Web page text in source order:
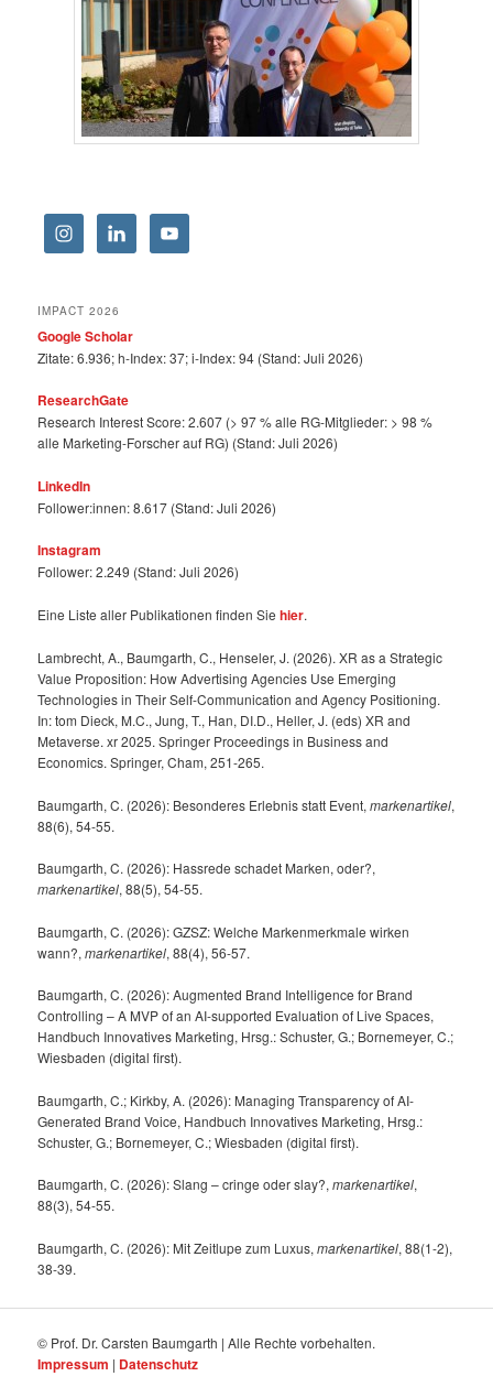
IMPACT 2026
Google Scholar
Zitate: 6.936; h-Index: 37; i-Index: 94 (Stand: Juli 2026)
ResearchGate
Research Interest Score: 2.607 (> 97 % alle RG-Mitglieder: > 98 %
alle Marketing-Forscher auf RG) (Stand: Juli 2026)
LinkedIn
Follower:innen: 8.617 (Stand: Juli 2026)
Instagram
Follower: 2.249 (Stand: Juli 2026)
Eine Liste aller Publikationen finden Siehier.
Lambrecht, A., Baumgarth, C., Henseler, J. (2026). XR as a Strategic
Value Proposition: How Advertising Agencies Use Emerging
Technologies in Their Self-Communication and Agency Positioning.
In: tom Dieck, M.C., Jung, T., Han, DI.D., Heller, J. (eds) XR and
Metaverse. xr 2025. Springer Proceedings in Business and
Economics. Springer, Cham, 251-265.
Baumgarth, C. (2026): Besonderes Erlebnis statt Event,markenartikel,
88(6), 54-55.
Baumgarth, C. (2026): Hassrede schadet Marken, oder?,
markenartikel, 88(5), 54-55.
Baumgarth, C. (2026): GZSZ: Welche Markenmerkmale wirken
wann?,markenartikel, 88(4), 56-57.
Baumgarth, C. (2026): Augmented Brand Intelligence for Brand
Controlling – A MVP of an AI-supported Evaluation of Live Spaces,
Handbuch Innovatives Marketing, Hrsg.: Schuster, G.; Bornemeyer, C.;
Wiesbaden (digital first).
Baumgarth, C.; Kirkby, A. (2026): Managing Transparency of AI-
Generated Brand Voice, Handbuch Innovatives Marketing, Hrsg.:
Schuster, G.; Bornemeyer, C.; Wiesbaden (digital first).
Baumgarth, C. (2026): Slang – cringe oder slay?,markenartikel,
88(3), 54-55.
Baumgarth, C. (2026): Mit Zeitlupe zum Luxus,markenartikel, 88(1-2),
38-39.
© Prof. Dr. Carsten Baumgarth | Alle Rechte vorbehalten.
Impressum | Datenschutz